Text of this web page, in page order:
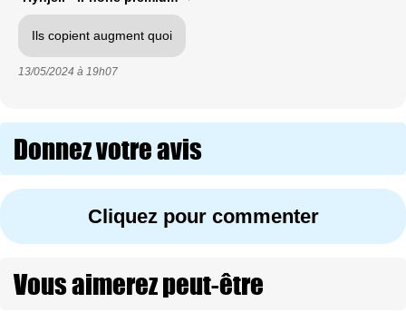
Ils copient augment quoi
13/05/2024 à 19h07
Donnez votre avis
Cliquez pour commenter
Vous aimerez peut-être